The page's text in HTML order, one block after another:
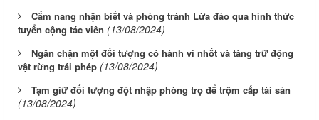
Cẩm nang nhận biết và phòng tránh Lừa đảo qua hình thức
tuyển cộng tác viên (13/08/2024)
Ngăn chặn một đối tượng có hành vi nhốt và tàng trữ động
vật rừng trái phép (13/08/2024)
Tạm giữ đối tượng đột nhập phòng trọ để trộm cắp tài sản
(13/08/2024)